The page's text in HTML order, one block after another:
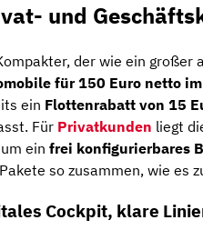
und
der wie ein großer
für 150 Euro netto
ein Flottenrabatt von 15
Für Privatkunden liegt
ein frei konfigurierbares
so zusammen, wie es
Cockpit, klare